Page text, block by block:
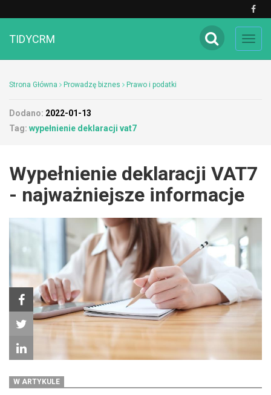
TIDYCRM
Strona Główna Prowadzę biznes Prawo i podatki
Dodano: 2022-01-13
Tag: wypełnienie deklaracji vat7
Wypełnienie deklaracji VAT7
- najważniejsze informacje
W ARTYKULE